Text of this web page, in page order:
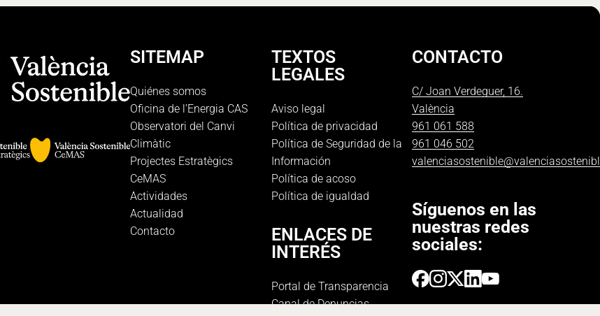
SITEMAP
Quiénes somos
Oficina de l’Energia CAS
Observatori del Canvi
Climàtic
Projectes Estratègics
CeMAS
Actividades
Actualidad
Contacto
TEXTOS
LEGALES
Aviso legal
Política de privacidad
Política de Seguridad de la
Información
Política de acoso
Política de igualdad
ENLACES DE
INTERÉS
Portal de Transparencia
Canal de Denuncias
CONTACTO
C/ Joan Verdeguer, 16.
València
961 061 588
961 046 502
Síguenos en las
nuestras redes
sociales: